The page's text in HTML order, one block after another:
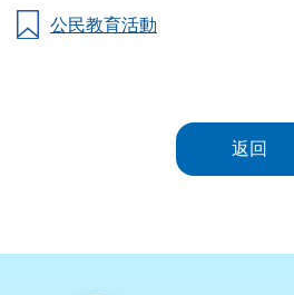
公民教育活動
返回